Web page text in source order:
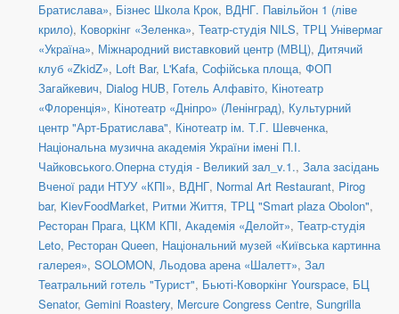
Братислава», Бізнес Школа Крок, ВДНГ. Павільйон 1 (ліве
крило), Коворкінг «Зеленка», Театр-студія NILS, ТРЦ Універмаг
«Україна», Міжнародний виставковий центр (МВЦ), Дитячий
клуб «ZkidZ», Loft Bar, L'Kafa, Софійська площа, ФОП
Загайкевич, Dialog HUB, Готель Алфавіто, Кінотеатр
«Флоренція», Кінотеатр «Дніпро» (Ленінград), Культурний
центр "Арт-Братислава", Кінотеатр ім. Т.Г. Шевченка,
Національна музична академія України імені П.І.
Чайковського.Оперна студія - Великий зал_v.1., Зала засідань
Вченої ради НТУУ «КПІ», ВДНГ, Normal Art Restaurant, Pirog
bar, KievFoodMarket, Ритми Життя, ТРЦ "Smart plaza Obolon",
Ресторан Прага, ЦКМ КПІ, Академія «Делойт», Театр-студія
Leto, Ресторан Queen, Національний музей «Київська картинна
галерея», SOLOMON, Льодова арена «Шалетт», Зал
Театральний готель "Турист", Бьюті-Коворкінг Yourspace, БЦ
Senator, Gemini Roastery, Mercure Congress Centre, Sungrilla